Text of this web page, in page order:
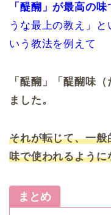
「醍醐」が最高の味
うな最上の教え」
いう教法を例えて
「醍醐」「醍醐味
ました。
それが転じて、一般
味で使われるように
まとめ